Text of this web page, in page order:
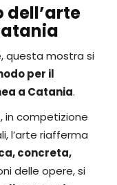
dell’arte
questa mostra si
per il
a Catania.
in competizione
l’arte riafferma
concreta,
delle opere, si